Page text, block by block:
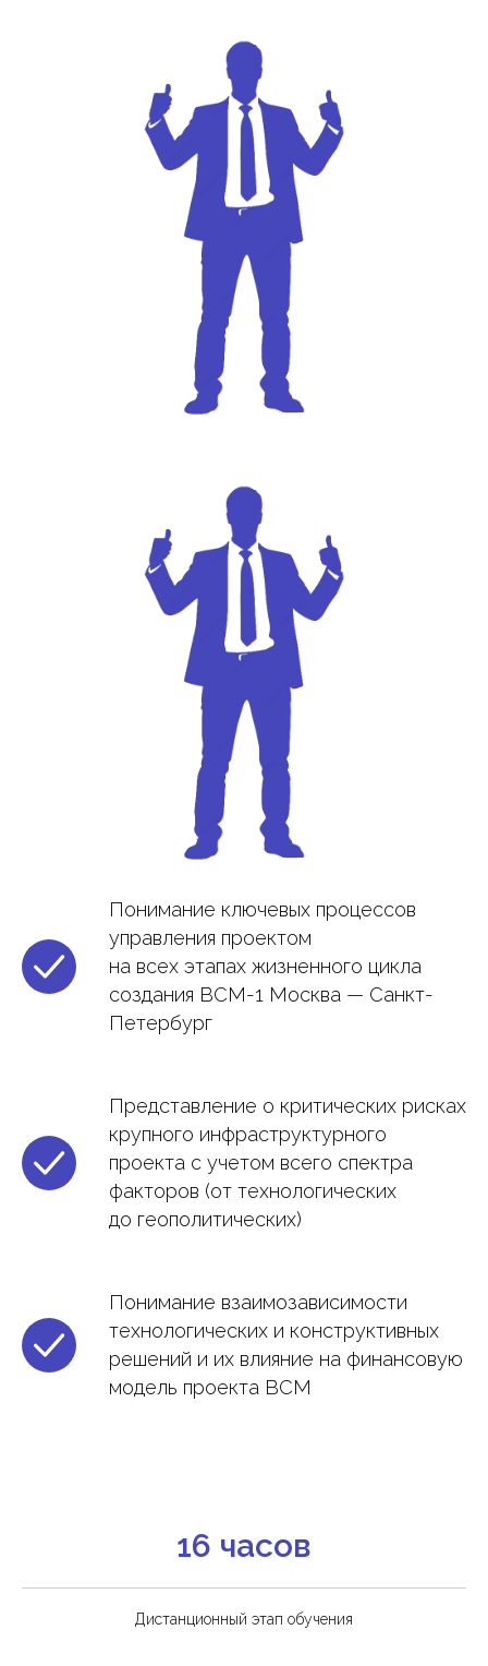
Понимание ключевых процессов
управления проектом
на всех этапах жизненного цикла
создания ВСМ-1 Москва — Санкт-
Петербург
Представление о критических рисках
крупного инфраструктурного
проекта с учетом всего спектра
факторов (от технологических
до геополитических)
Понимание взаимозависимости
технологических и конструктивных
решений и их влияние на финансовую
модель проекта ВСМ
16 часов
Дистанционный этап обучения